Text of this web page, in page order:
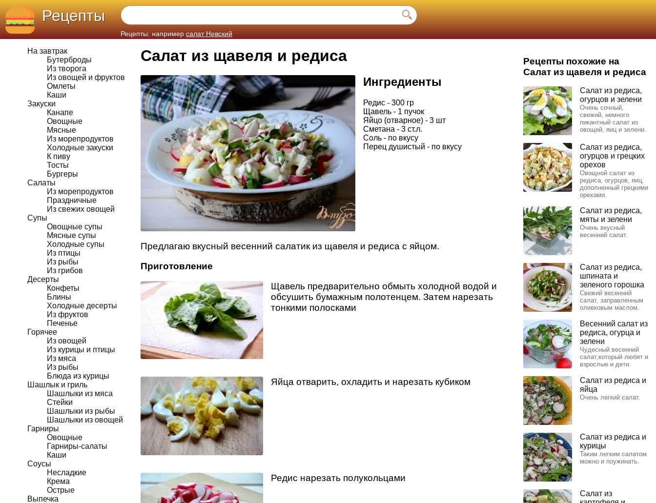
Рецепты
Рецепты: например салат Невский
На завтрак
Бутерброды
Из творога
Из овощей и фруктов
Омлеты
Каши
Закуски
Канапе
Овощные
Мясные
Из морепродуктов
Холодные закуски
К пиву
Тосты
Бургеры
Салаты
Из морепродуктов
Праздничные
Из свежих овощей
Супы
Овощные супы
Мясные супы
Холодные супы
Из птицы
Из рыбы
Из грибов
Десерты
Конфеты
Блины
Холодные десерты
Из фруктов
Печенье
Горячее
Из овощей
Из курицы и птицы
Из мяса
Из рыбы
Блюда из курицы
Шашлык и гриль
Шашлыки из мяса
Стейки
Шашлыки из рыбы
Шашлыки из овощей
Гарниры
Овощные
Гарниры-салаты
Каши
Соусы
Несладкие
Крема
Острые
Выпечка
Салат из щавеля и редиса
Ингредиенты
Редис - 300 гр
Щавель - 1 пучок
Яйцо (отварное) - 3 шт
Сметана - 3 ст.л.
Соль - по вкусу
Перец душистый - по вкусу
Предлагаю вкусный весенний салатик из щавеля и редиса с яйцом.
Приготовление
Щавель предварительно обмыть холодной водой и
обсушить бумажным полотенцем. Затем нарезать
тонкими полосками
Яйца отварить, охладить и нарезать кубиком
Редис нарезать полукольцами
Рецепты похожие на
Салат из щавеля и редиса
Салат из редиса,
огурцов и зелени
Очень сочный,
свежий, немного
пикантный салат из
овощей, яиц и зелени.
Салат из редиса,
огурцов и грецких
орехов
Овощной салат из
редиса, огурцов, яиц,
дополненный грецкими
орехами.
Салат из редиса,
мяты и зелени
Очень вкусный
весенний салат.
Салат из редиса,
шпината и
зеленого горошка
Свежий весенний
салат, заправленным
оливковым маслом.
Весенний салат из
редиса, огурца и
зелени
Чудесный весенний
салат,который любят и
взрослые и дети.
Салат из редиса и
яйца
Очень легкий салат.
Салат из редиса и
курицы
Таким легким салатом
можно и поужинать.
Салат из